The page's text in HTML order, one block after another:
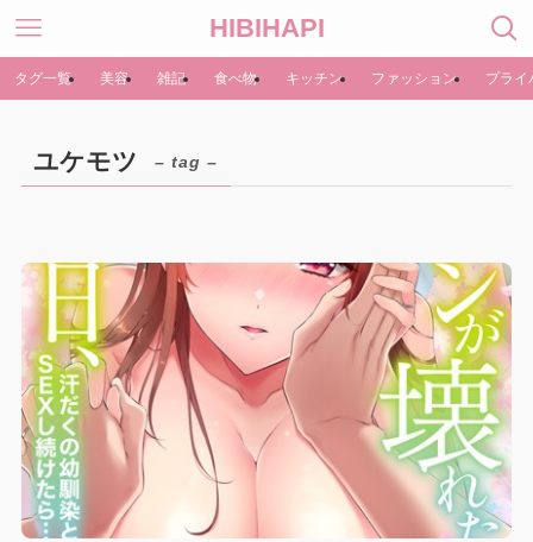
HIBIHAPI
タグ一覧 美容 雑記 食べ物 キッチン ファッション プライ
ユケモツ – tag –